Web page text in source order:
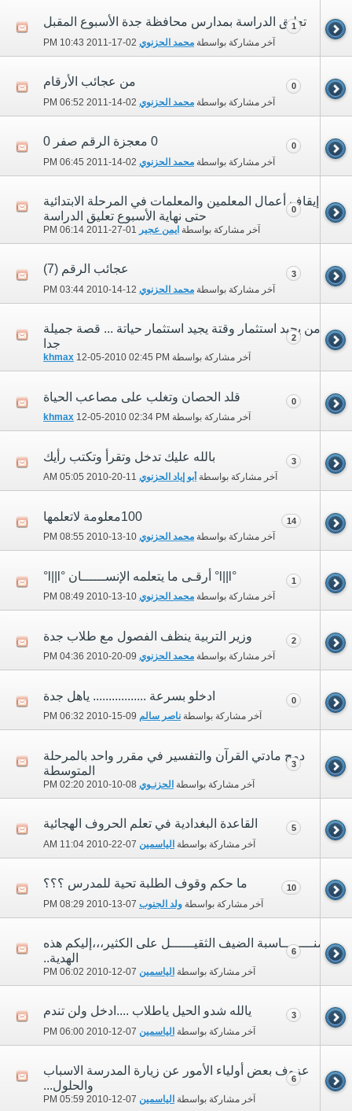
تعليق الدراسة بمدارس محافظة جدة الأسبوع المقبل
آخر مشاركة بواسطة محمد الحزنوي 02-17-2011
10:43 PM
1
من عجائب الأرقام
آخر مشاركة بواسطة محمد الحزنوي 02-14-2011
06:52 PM
0
0 معجزة الرقم صفر 0
آخر مشاركة بواسطة محمد الحزنوي 02-14-2011
06:45 PM
0
إيقاف أعمال المعلمين والمعلمات في المرحلة الابتدائية
حتى نهاية الأسبوع تعليق الدراسة
آخر مشاركة بواسطة ايمن عجير 01-27-2011
06:14 PM
0
عجائب الرقم (7)
آخر مشاركة بواسطة محمد الحزنوي 12-14-2010
03:44 PM
3
من يجيد استثمار وقتة يجيد استثمار حياتة ... قصة جميلة
جدا
آخر مشاركة بواسطة khmax 12-05-2010 02:45 PM
2
قلد الحصان وتغلب على مصاعب الحياة
آخر مشاركة بواسطة khmax 12-05-2010 02:34 PM
0
بالله عليك تدخل وتقرأ وتكتب رأيك
آخر مشاركة بواسطة أبو إياد الحزنوي 11-20-2010
05:05 AM
3
100معلومة لاتعلمها
آخر مشاركة بواسطة محمد الحزنوي 10-13-2010
08:55 PM
14
°l||l° أرقـى ما يتعلمه الإنســــــان °l||l°
آخر مشاركة بواسطة محمد الحزنوي 10-13-2010
08:49 PM
1
وزير التربية ينظف الفصول مع طلاب جدة
آخر مشاركة بواسطة محمد الحزنوي 09-20-2010
04:36 PM
2
ادخلو بسرعة ................. ياهل جدة
آخر مشاركة بواسطة ناصر سالم 09-15-2010
06:32 PM
0
دمج مادتي القرآن والتفسير في مقرر واحد بالمرحلة
المتوسطة
آخر مشاركة بواسطة الحزنـوي 08-10-2010
02:20 PM
3
القاعدة البغدادية في تعلم الحروف الهجائية
آخر مشاركة بواسطة الياسمين 07-22-2010
11:04 AM
5
ما حكم وقوف الطلبة تحية للمدرس ؟؟؟
آخر مشاركة بواسطة ولد الجنوب 07-13-2010
08:29 PM
10
بمنــــــــاسبة الضيف الثقيــــــل على الكثير،،،إليكم هذه
الهدية..
آخر مشاركة بواسطة الياسمين 07-12-2010
06:02 PM
6
يالله شدو الحيل ياطلاب ....ادخل ولن تندم
آخر مشاركة بواسطة الياسمين 07-12-2010
06:00 PM
3
عزوف بعض أولياء الأمور عن زيارة المدرسة الاسباب
والحلول...
آخر مشاركة بواسطة الياسمين 07-12-2010
05:59 PM
6